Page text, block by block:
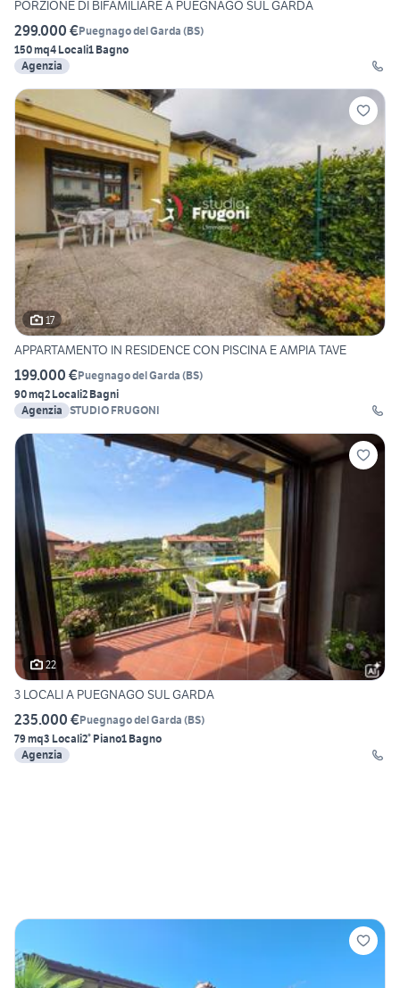
PORZIONE DI BIFAMILIARE A PUEGNAGO SUL GARDA
299.000 €Puegnago del Garda (BS)
150 mq4 Locali1 Bagno
Agenzia
17
APPARTAMENTO IN RESIDENCE CON PISCINA E AMPIA TAVE
199.000 €Puegnago del Garda (BS)
90 mq2 Locali2 Bagni
Agenzia STUDIO FRUGONI
22
3 LOCALI A PUEGNAGO SUL GARDA
235.000 €Puegnago del Garda (BS)
79 mq3 Locali2° Piano1 Bagno
Agenzia